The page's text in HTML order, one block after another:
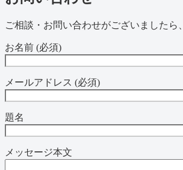
ご相談・お問い合わせがございましたら
お名前 (必須)
メールアドレス (必須)
題名
メッセージ本文